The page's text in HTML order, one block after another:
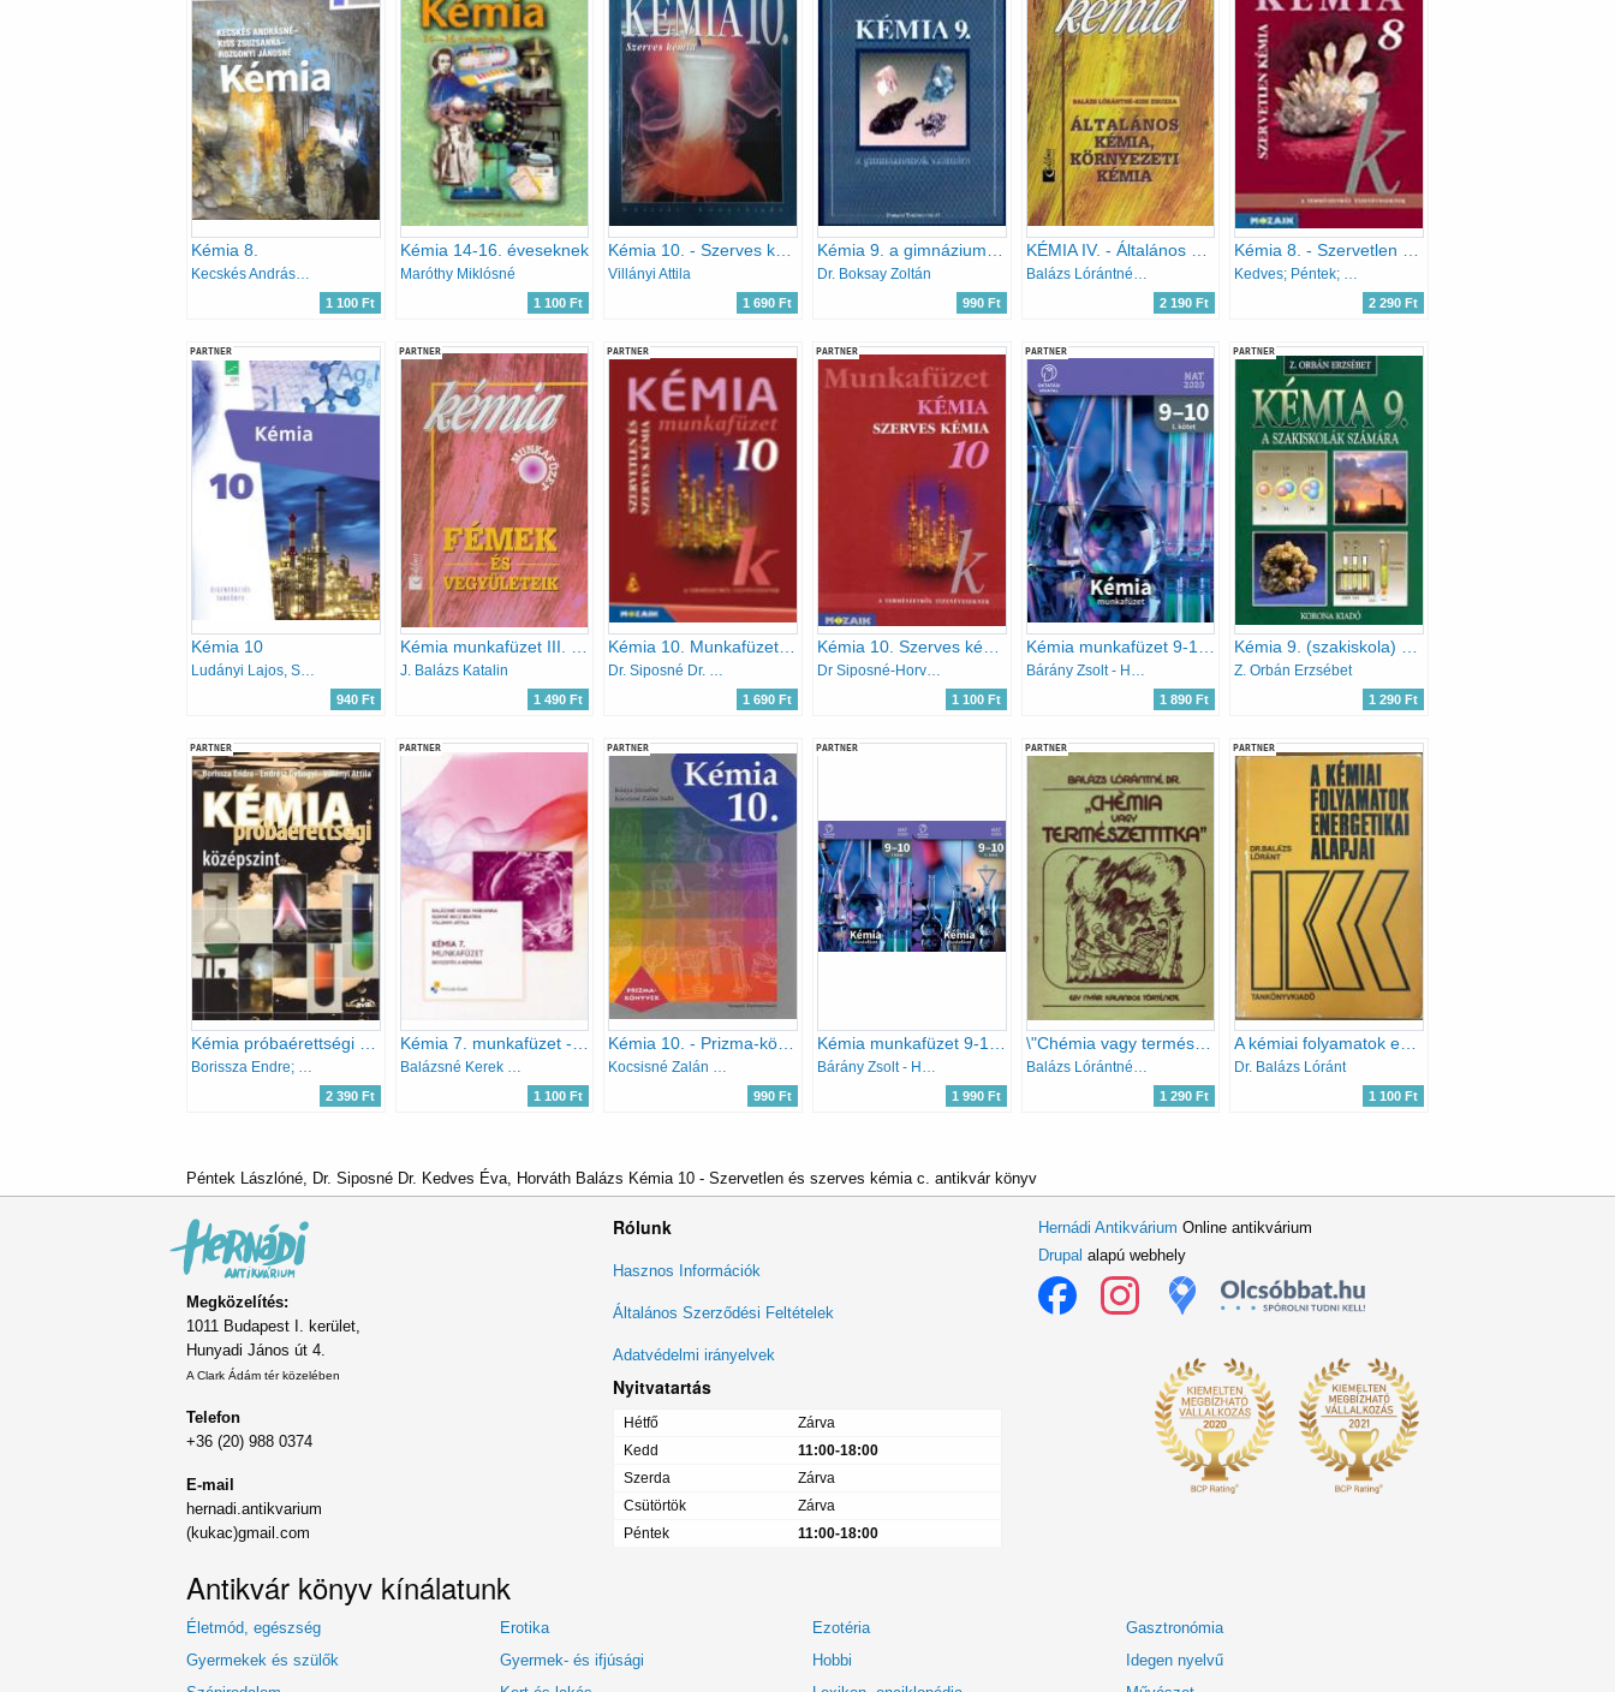
Kémia 8.
Kecskés Andrásné, Rozgonyi Jánosné, Kiss Zsuzsanna
1 100 Ft
Kémia 14-16. éveseknek
Maróthy Miklósné
1 100 Ft
Kémia 10. - Szerves kémia
Villányi Attila
1 690 Ft
Kémia 9. a gimnáziumok számára
Dr. Boksay Zoltán
990 Ft
KÉMIA IV. - Általános és környezeti kémia
Balázs Lórántné; Kiss Zsuzsa
2 190 Ft
Kémia 8. - Szervetlen kémia tankönyv
Kedves; Péntek; Horváth
2 290 Ft
PARTNER
Kémia 10
Ludányi Lajos, Szabó Krisztián, Tóth Zoltán, Ludányi Ágota
940 Ft
PARTNER
J. Balázs Katalin
1 490 Ft
PARTNER
Dr. Siposné Dr. Kedves Éva-Horváth Balázs-Péntek Lászlóné
1 690 Ft
PARTNER
Kémia 10. Szerves kémiai ismeretek. MS-2820T Munkafüzet
Dr Siposné-Horváth B.-Péntek Lászlóné
1 100 Ft
PARTNER
Bárány Zsolt - Hotziné Pócsi Anikó - Marchis Valér
1 890 Ft
PARTNER
Z. Orbán Erzsébet
1 290 Ft
PARTNER
2 390 Ft
PARTNER
1 100 Ft
PARTNER
990 Ft
PARTNER
1 990 Ft
PARTNER
\"Chémia vagy természettitka\" - Egy nyár kalandos története
1 290 Ft
PARTNER
Dr. Balázs Lóránt
1 100 Ft
Péntek Lászlóné, Dr. Siposné Dr. Kedves Éva, Horváth Balázs Kémia 10 - Szervetlen és szerves kémia c. antikvár könyv
Megközelítés:
1011 Budapest I. kerület,
Hunyadi János út 4.
A Clark Ádám tér közelében
Telefon
+36 (20) 988 0374
E-mail
hernadi.antikvarium
(kukac)gmail.com
Rólunk
Lábléc
menü
Hasznos Információk
Általános Szerződési Feltételek
Adatvédelmi irányelvek
Nyitvatartás
Hétfő
Zárva
Kedd
11:00-18:00
Szerda
Zárva
Csütörtök
Zárva
Péntek
11:00-18:00
Hernádi Antikvárium Online antikvárium
Drupal alapú webhely
Antikvár könyv kínálatunk
Életmód, egészség Erotika Ezotéria
Gasztronómia
Gyermekek és szülők
Gyermek- és ifjúsági Hobbi
Idegen nyelvű